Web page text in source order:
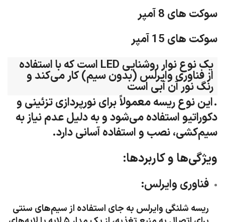
سوکت های 8 آمپر
سوکت های 15 آمپر
یک نوع نوار روشنایی LED است که با استفاده
از فناوری وایرلس (بدون سیم) کار می‌کند و
رنگ نور آن آبی است
.این نوع ریسه معمولاً برای نورپردازی تزئینی و
دکوراتیو استفاده می‌شود و به دلیل عدم نیاز به
سیم‌کشی، نصب و استفاده آسانی دارد.
ویژگی‌ها و کاربردها:
فناوری وایرلس:
ریسه شلنگی وایرلس به جای استفاده از سیم‌های سنتی